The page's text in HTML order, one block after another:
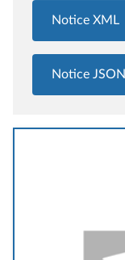
Notice XML
Notice JSON